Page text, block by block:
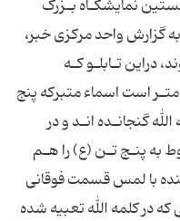
فرهنگ‎ فاطمی ‎ به‎ نمایش‎ گذاشتند. به‎‎ گزارش‎ واحد مركزی‎ خبر،
معصومـه حـاجـی‎ غفارلو و مرضیه‎‎ ادوند، دراین‎ تـابلـو كـه
تن‎آل‎ عبا (ع) را بـا مهارت‎ در حروف‎ كلمه‎‎‎ الله گنجانـده انـد و در
احادیـث ، با دستگاه‎‎‎ الكترونیكی‎‎ صوتی كه در كلمه الله‎‎‎ تعبیه شده